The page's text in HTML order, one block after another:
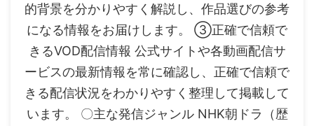
的背景を分かりやすく解説し、作品選びの参考
になる情報をお届けします。 ③正確で信頼で
きるVOD配信情報 公式サイトや各動画配信サ
ービスの最新情報を常に確認し、正確で信頼で
きる配信状況をわかりやすく整理して掲載して
います。 〇主な発信ジャンル NHK朝ドラ（歴